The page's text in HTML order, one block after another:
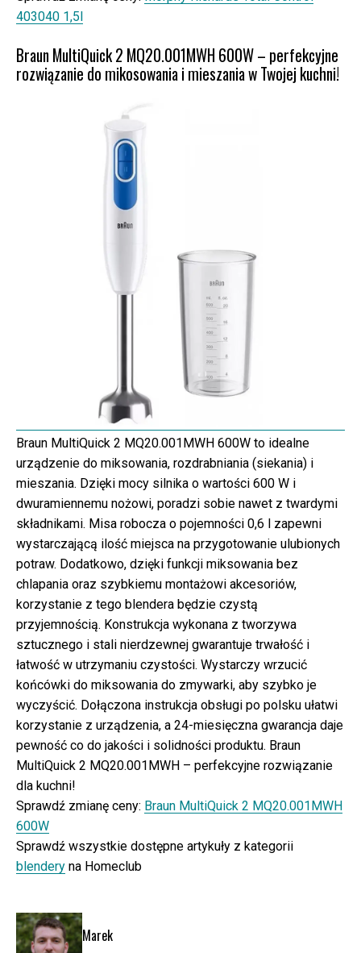
403040 1,5l
Braun MultiQuick 2 MQ20.001MWH 600W – perfekcyjne
rozwiązanie do mikosowania i mieszania w Twojej kuchni!
Braun MultiQuick 2 MQ20.001MWH 600W to idealne
urządzenie do miksowania, rozdrabniania (siekania) i
mieszania. Dzięki mocy silnika o wartości 600 W i
dwuramiennemu nożowi, poradzi sobie nawet z twardymi
składnikami. Misa robocza o pojemności 0,6 l zapewni
wystarczającą ilość miejsca na przygotowanie ulubionych
potraw. Dodatkowo, dzięki funkcji miksowania bez
chlapania oraz szybkiemu montażowi akcesoriów,
korzystanie z tego blendera będzie czystą
przyjemnością. Konstrukcja wykonana z tworzywa
sztucznego i stali nierdzewnej gwarantuje trwałość i
łatwość w utrzymaniu czystości. Wystarczy wrzucić
końcówki do miksowania do zmywarki, aby szybko je
wyczyścić. Dołączona instrukcja obsługi po polsku ułatwi
korzystanie z urządzenia, a 24-miesięczna gwarancja daje
pewność co do jakości i solidności produktu. Braun
MultiQuick 2 MQ20.001MWH – perfekcyjne rozwiązanie
dla kuchni!
Sprawdź zmianę ceny: Braun MultiQuick 2 MQ20.001MWH
600W
Sprawdź wszystkie dostępne artykuły z kategorii
blendery na Homeclub
Marek